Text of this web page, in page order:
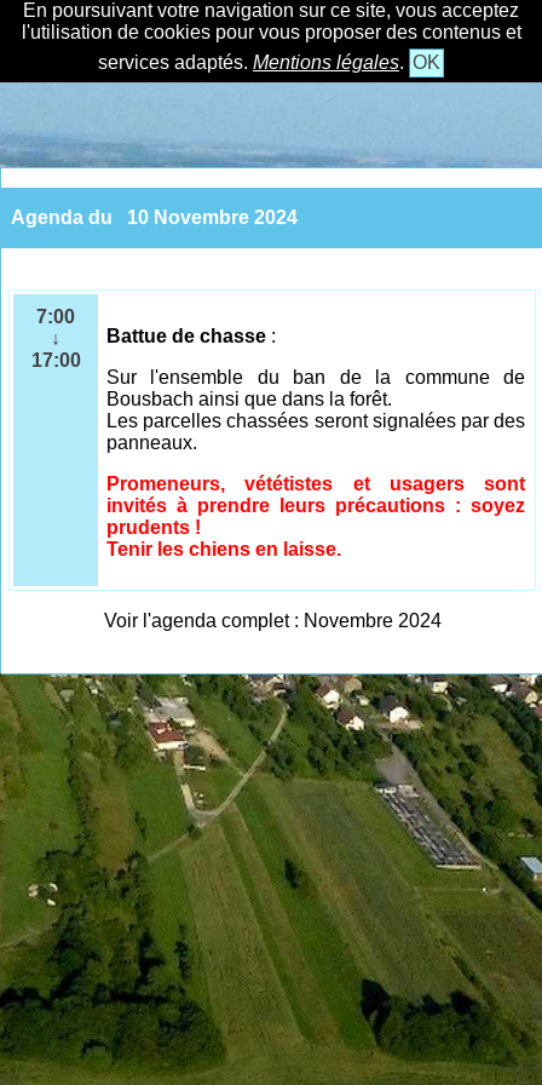
En poursuivant votre navigation sur ce site, vous acceptez
l'utilisation de cookies pour vous proposer des contenus et
services adaptés. Mentions légales. OK
Agenda du 10 Novembre 2024
7:00
↓
17:00
Battue de chasse :
Sur l'ensemble
du ban de la commune de
Bousbach ainsi que dans la forêt.
Les parcelles chassées seront signalées par des
panneaux.
Promeneurs, vététistes et usagers sont
invités à prendre leurs précautions : soyez
prudents !
Tenir les chiens en laisse.
Voir l'agenda complet : Novembre 2024